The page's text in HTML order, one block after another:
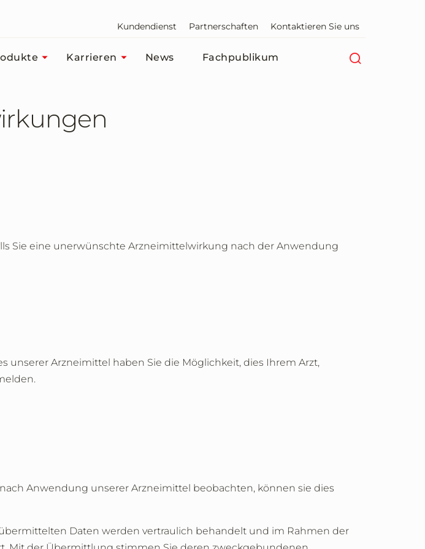
Kundendienst Partnerschaften Kontaktieren Sie uns
Karrieren News Fachpublikum
Sie eine unerwünschte Arzneimittelwirkung nach der Anwendung
Arzneimittel haben Sie die Möglichkeit, dies Ihrem Arzt,
Anwendung unserer Arzneimittel beobachten, können sie dies
Daten werden vertraulich behandelt und im Rahmen der